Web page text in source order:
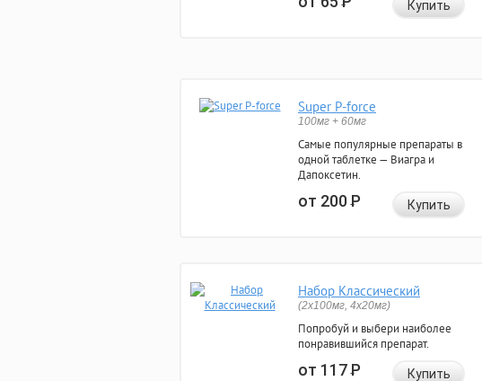
Купить
Super P-force
100мг + 60мг
Самые популярные препараты в
одной таблетке — Виагра и
Дапоксетин.
от 200Р Купить
Набор Классический
(2x100мг, 4x20мг)
Попробуй и выбери наиболее
понравившийся препарат.
от 117Р Купить